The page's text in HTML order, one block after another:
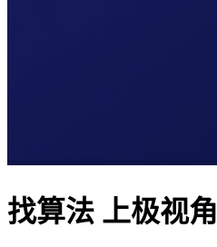
找算法 上极视角